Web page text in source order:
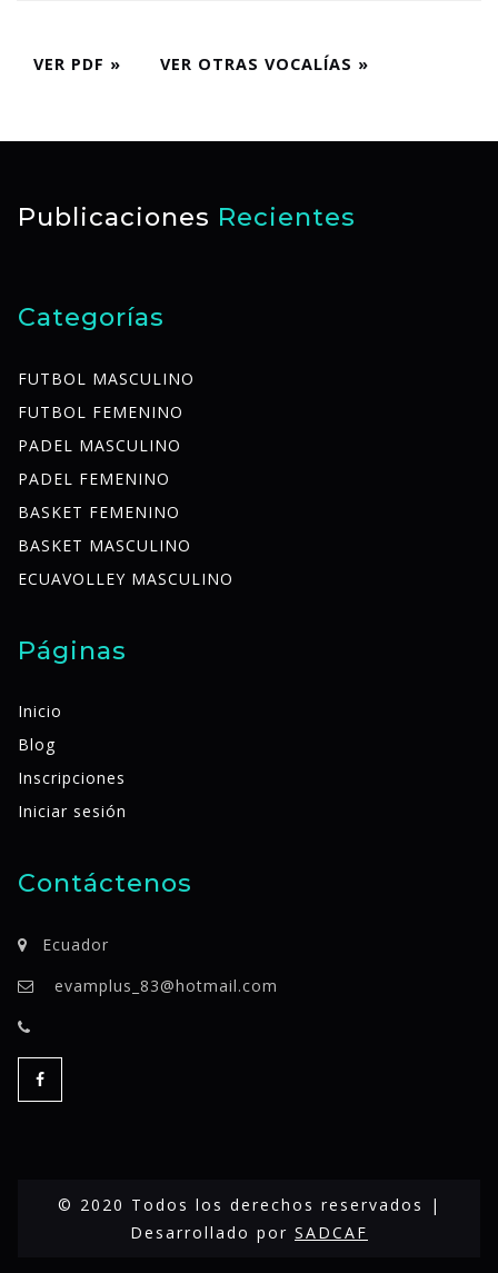
VER PDF » VER OTRAS VOCALÍAS »
Publicaciones Recientes
Categorías
FUTBOL MASCULINO
FUTBOL FEMENINO
PADEL MASCULINO
PADEL FEMENINO
BASKET FEMENINO
BASKET MASCULINO
ECUAVOLLEY MASCULINO
Páginas
Inicio
Blog
Inscripciones
Iniciar sesión
Contáctenos
Ecuador
evamplus_83@hotmail.com
© 2020 Todos los derechos reservados |
Desarrollado por SADCAF